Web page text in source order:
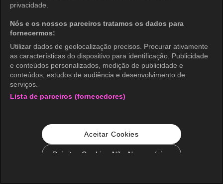
privacidade.
Nós e os nossos parceiros tratamos os dados para
fornecermos:
Utilizar dados de geolocalização precisos. Procurar ativamente
as características do dispositivo para identificação. Publicidade
e conteúdos personalizados, medição de publicidade e
conteúdos, estudos de audiência e desenvolvimento de
serviços.
Lista de parceiros (fornecedores)
Aceitar Cookies
Rejeitar Cookies Não Necessários